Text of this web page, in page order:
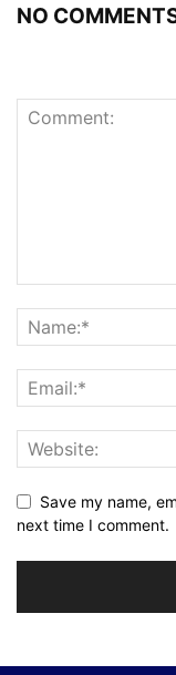
NO
Save my name,
next time I comment.